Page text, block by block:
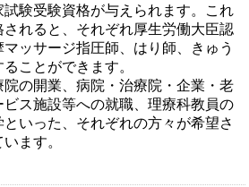
験受験資格が与えられます。これ
されると、それぞれ厚生労働大臣認
ッサージ指圧師、はり師、きゅう
ことができます。
の開業、病院・治療院・企業・老
ビス施設等への就職、理療科教員の
いった、それぞれの方々が希望さ
ます。